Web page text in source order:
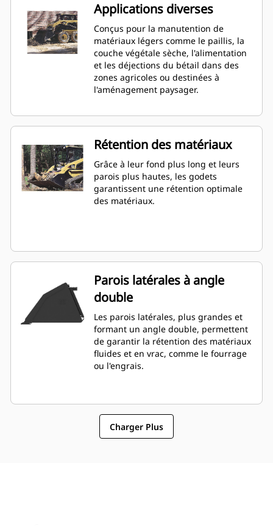
Applications diverses
Conçus pour la manutention de
matériaux légers comme le paillis, la
couche végétale sèche, l'alimentation
et les déjections du bétail dans des
zones agricoles ou destinées à
l'aménagement paysager.
Rétention des matériaux
Grâce à leur fond plus long et leurs
parois plus hautes, les godets
garantissent une rétention optimale
des matériaux.
Parois latérales à angle
double
Les parois latérales, plus grandes et
formant un angle double, permettent
de garantir la rétention des matériaux
fluides et en vrac, comme le fourrage
ou l'engrais.
Charger Plus